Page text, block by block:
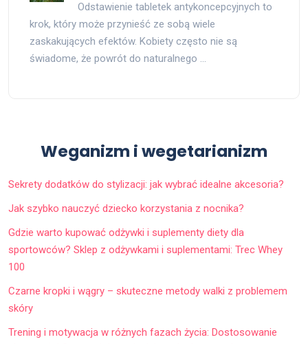
Odstawienie tabletek antykoncepcyjnych to
krok, który może przynieść ze sobą wiele
zaskakujących efektów. Kobiety często nie są
świadome, że powrót do naturalnego …
Weganizm i wegetarianizm
Sekrety dodatków do stylizacji: jak wybrać idealne akcesoria?
Jak szybko nauczyć dziecko korzystania z nocnika?
Gdzie warto kupować odżywki i suplementy diety dla
sportowców? Sklep z odżywkami i suplementami: Trec Whey
100
Czarne kropki i wągry – skuteczne metody walki z problemem
skóry
Trening i motywacja w różnych fazach życia: Dostosowanie